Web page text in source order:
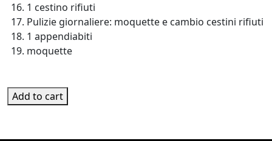
1 cestino rifiuti
Pulizie giornaliere: moquette e cambio cestini rifiuti
1 appendiabiti
moquette
PL-SD-21 quantity
Add to cart